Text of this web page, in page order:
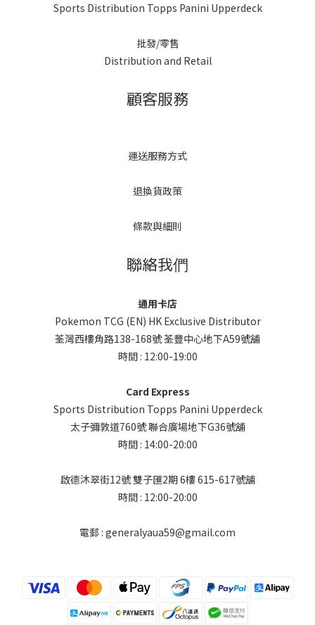
Sports Distribution Topps Panini Upperdeck
批發/零售
Distribution and Retail
顧客服務
運送服務方式
退換貨政策
條款與細則
聯絡我們
通用卡店
Pokemon TCG (EN) HK Exclusive Distributor
荃灣西樓角路138-168號 荃豐中心地下A59號舖
時間 : 12:00-19:00
Card Express
Sports Distribution Topps Panini Upperdeck
太子彌敦道760號 聯合廣場地下G36號舖
時間 : 14:00-20:00
啟德沐翠街12號 雙子匯2期 6樓 615-617號舖
時間 : 12:00-20:00
電郵 : generalyaua59@gmail.com